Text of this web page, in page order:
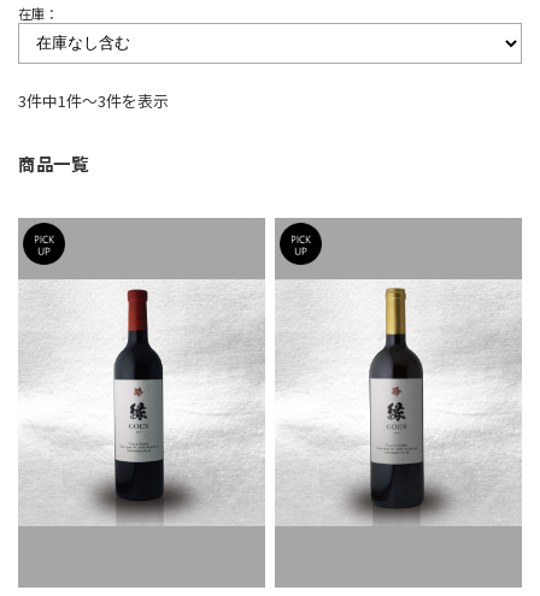
在庫：
3件中1件〜3件を表示
商品一覧